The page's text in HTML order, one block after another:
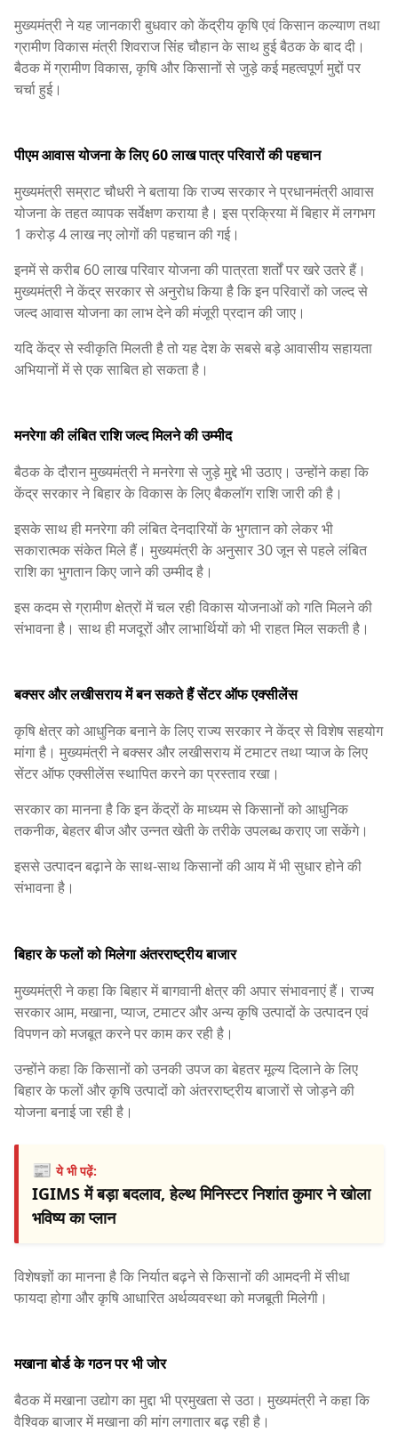
मुख्यमंत्री ने यह जानकारी बुधवार को केंद्रीय कृषि एवं किसान कल्याण तथा
ग्रामीण विकास मंत्री शिवराज सिंह चौहान के साथ हुई बैठक के बाद दी।
बैठक में ग्रामीण विकास, कृषि और किसानों से जुड़े कई महत्वपूर्ण मुद्दों पर
चर्चा हुई।
पीएम आवास योजना के लिए 60 लाख पात्र परिवारों की पहचान
मुख्यमंत्री सम्राट चौधरी ने बताया कि राज्य सरकार ने प्रधानमंत्री आवास
योजना के तहत व्यापक सर्वेक्षण कराया है। इस प्रक्रिया में बिहार में लगभग
1 करोड़ 4 लाख नए लोगों की पहचान की गई।
इनमें से करीब 60 लाख परिवार योजना की पात्रता शर्तों पर खरे उतरे हैं।
मुख्यमंत्री ने केंद्र सरकार से अनुरोध किया है कि इन परिवारों को जल्द से
जल्द आवास योजना का लाभ देने की मंजूरी प्रदान की जाए।
यदि केंद्र से स्वीकृति मिलती है तो यह देश के सबसे बड़े आवासीय सहायता
अभियानों में से एक साबित हो सकता है।
मनरेगा की लंबित राशि जल्द मिलने की उम्मीद
बैठक के दौरान मुख्यमंत्री ने मनरेगा से जुड़े मुद्दे भी उठाए। उन्होंने कहा कि
केंद्र सरकार ने बिहार के विकास के लिए बैकलॉग राशि जारी की है।
इसके साथ ही मनरेगा की लंबित देनदारियों के भुगतान को लेकर भी
सकारात्मक संकेत मिले हैं। मुख्यमंत्री के अनुसार 30 जून से पहले लंबित
राशि का भुगतान किए जाने की उम्मीद है।
इस कदम से ग्रामीण क्षेत्रों में चल रही विकास योजनाओं को गति मिलने की
संभावना है। साथ ही मजदूरों और लाभार्थियों को भी राहत मिल सकती है।
बक्सर और लखीसराय में बन सकते हैं सेंटर ऑफ एक्सीलेंस
कृषि क्षेत्र को आधुनिक बनाने के लिए राज्य सरकार ने केंद्र से विशेष सहयोग
मांगा है। मुख्यमंत्री ने बक्सर और लखीसराय में टमाटर तथा प्याज के लिए
सेंटर ऑफ एक्सीलेंस स्थापित करने का प्रस्ताव रखा।
सरकार का मानना है कि इन केंद्रों के माध्यम से किसानों को आधुनिक
तकनीक, बेहतर बीज और उन्नत खेती के तरीके उपलब्ध कराए जा सकेंगे।
इससे उत्पादन बढ़ाने के साथ-साथ किसानों की आय में भी सुधार होने की
संभावना है।
बिहार के फलों को मिलेगा अंतरराष्ट्रीय बाजार
मुख्यमंत्री ने कहा कि बिहार में बागवानी क्षेत्र की अपार संभावनाएं हैं। राज्य
सरकार आम, मखाना, प्याज, टमाटर और अन्य कृषि उत्पादों के उत्पादन एवं
विपणन को मजबूत करने पर काम कर रही है।
उन्होंने कहा कि किसानों को उनकी उपज का बेहतर मूल्य दिलाने के लिए
बिहार के फलों और कृषि उत्पादों को अंतरराष्ट्रीय बाजारों से जोड़ने की
योजना बनाई जा रही है।
📰ये भी पढ़ें:
IGIMS में बड़ा बदलाव, हेल्थ मिनिस्टर निशांत कुमार ने खोला
भविष्य का प्लान
विशेषज्ञों का मानना है कि निर्यात बढ़ने से किसानों की आमदनी में सीधा
फायदा होगा और कृषि आधारित अर्थव्यवस्था को मजबूती मिलेगी।
मखाना बोर्ड के गठन पर भी जोर
बैठक में मखाना उद्योग का मुद्दा भी प्रमुखता से उठा। मुख्यमंत्री ने कहा कि
वैश्विक बाजार में मखाना की मांग लगातार बढ़ रही है।